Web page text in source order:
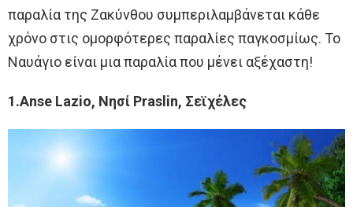
παραλία της Ζακύνθου συμπεριλαμβάνεται κάθε
χρόνο στις ομορφότερες παραλίες παγκοσμίως. Το
Ναυάγιο είναι μια παραλία που μένει αξέχαστη!
1.Anse Lazio, Νησί Praslin, Σεϊχέλες